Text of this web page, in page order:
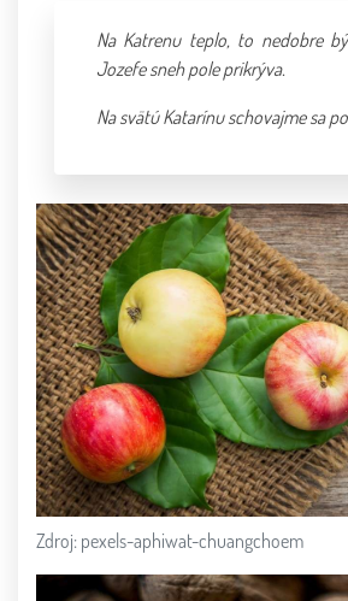
Na Katrenu teplo, to nedobre
Jozefe sneh pole prikrýva.
Na svätú Katarínu schovajme sa
Zdroj: pexels-aphiwat-chuangchoem